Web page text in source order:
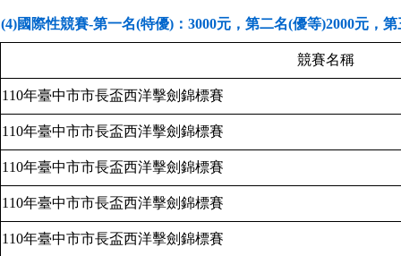
(4)國際性競賽-第一名(特優)：3000元，第二名(優等)2000元，
競賽名稱
110年臺中市市長盃西洋擊劍錦標賽
110年臺中市市長盃西洋擊劍錦標賽
110年臺中市市長盃西洋擊劍錦標賽
110年臺中市市長盃西洋擊劍錦標賽
110年臺中市市長盃西洋擊劍錦標賽